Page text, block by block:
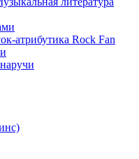
атрибутика Rock Fan